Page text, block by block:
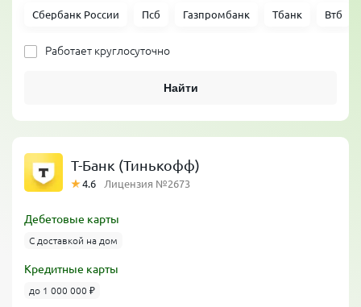
Сбербанк России Псб Газпромбанк Тбанк Втб
Работает круглосуточно
Найти
Т-Банк (Тинькофф)
4.6 Лицензия №2673
Дебетовые карты
С доставкой на дом
Кредитные карты
до 1 000 000 ₽